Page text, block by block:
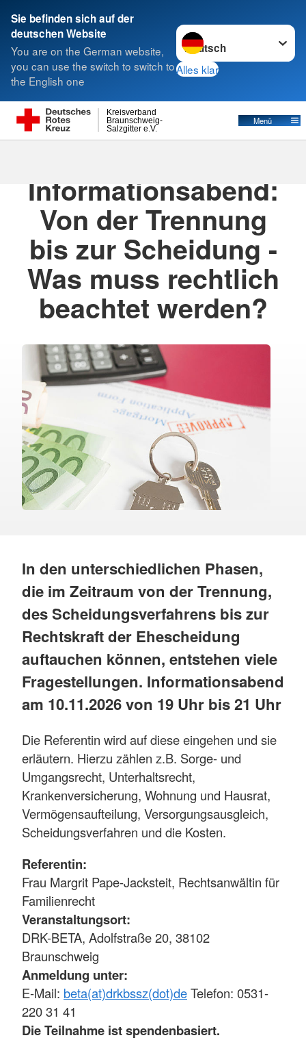
Sie befinden sich auf der
deutschen Website
You are on the German website,
you can use the switch to switch to
the English one
Sprache wechseln zu
Alles klar
Salzgitter e.V.
Braunschweig-
Kreisverband
Menü
Suche
Informationsabend:
Von der Trennung
bis zur Scheidung -
Was muss rechtlich
beachtet werden?
In den unterschiedlichen Phasen,
die im Zeitraum von der Trennung,
des Scheidungsverfahrens bis zur
Rechtskraft der Ehescheidung
auftauchen können, entstehen viele
Fragestellungen. Informationsabend
am 10.11.2026 von 19 Uhr bis 21 Uhr
Die Referentin wird auf diese eingehen und sie
erläutern. Hierzu zählen z.B. Sorge- und
Umgangsrecht, Unterhaltsrecht,
Krankenversicherung, Wohnung und Hausrat,
Vermögensaufteilung, Versorgungsausgleich,
Scheidungsverfahren und die Kosten.
Referentin:
Frau Margrit Pape-Jacksteit, Rechtsanwältin für
Familienrecht
Veranstaltungsort:
DRK-BETA, Adolfstraße 20, 38102
Braunschweig
Anmeldung unter:
E-Mail: beta(at)drkbssz(dot)deTelefon: 0531-
220 31 41
Die Teilnahme ist spendenbasiert.